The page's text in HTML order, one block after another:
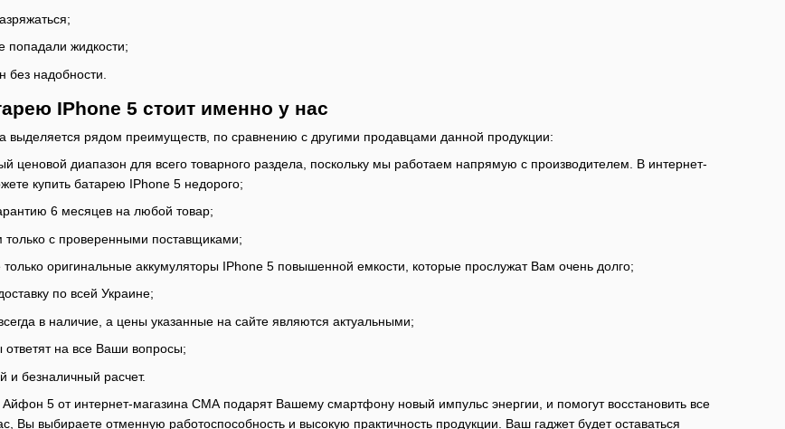
попадали жидкости;
без надобности.
IPhone 5 стоит именно у нас
выделяется рядом преимуществ, по сравнению с другими продавцами данной продукции:
ценовой диапазон для всего товарного раздела, поскольку мы работаем напрямую с производителем. В интернет-
купить батарею IPhone 5 недорого;
6 месяцев на любой товар;
с проверенными поставщиками;
только оригинальные аккумуляторы IPhone 5 повышенной емкости, которые прослужат Вам очень долго;
по всей Украине;
в наличие, а цены указанные на сайте являются актуальными;
на все Ваши вопросы;
и безналичный расчет.
5 от интернет-магазина СМА подарят Вашему смартфону новый импульс энергии, и помогут восстановить все
Вы выбираете отменную работоспособность и высокую практичность продукции. Ваш гаджет будет оставаться